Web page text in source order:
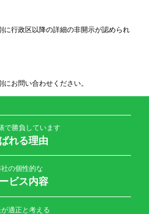
に行政区以降の詳細の非開示が認められ
お問い合わせください。
で勝負しています
れる理由
の個性的な
ビス内容
が適正と考える